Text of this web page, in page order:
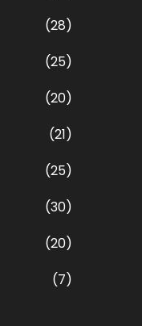
(28)
(25)
(20)
(21)
(25)
(30)
(20)
(7)